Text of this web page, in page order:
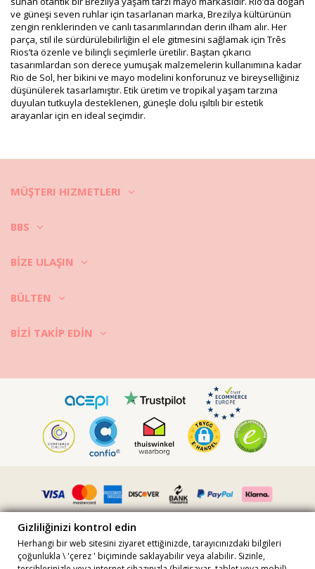
Yıkama ve bakım talimatları
Şunun için bakım talimatları: Rio de Sol Oasis Mini
Dress
ve güneşi seven ruhlar için tasarlanan marka, Brezilya kültürünün
zengin renklerinden ve canlı tasarımlarından derin ilham alır. Her
parça, stil ile sürdürülebilirliğin el ele gitmesini sağlamak için Três
Rios’ta özenle ve bilinçli seçimlerle üretilir. Baştan çıkarıcı
tasarımlardan son derece yumuşak malzemelerin kullanımına kadar
Rio de Sol, her bikini ve mayo modelini konforunuz ve bireyselliğiniz
düşünülerek tasarlamıştır. Etik üretim ve tropikal yaşam tarzına
duyulan tutkuyla desteklenen, güneşle dolu ışıltılı bir estetik
arayanlar için en ideal seçimdir.
MÜŞTERI HIZMETLERI
BBS
BIZE ULAŞIN
BÜLTEN
BIZI TAKIP EDIN
Gizliliğinizi kontrol edin
Herhangi bir web sitesini ziyaret ettiğinizde, tarayıcınızdaki bilgileri
çoğunlukla \ 'çerez ' biçiminde saklayabilir veya alabilir. Sizinle,